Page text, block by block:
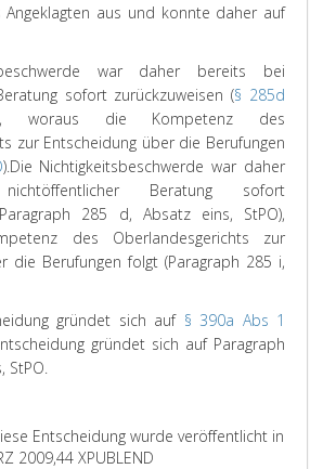
aus und konnte daher auf
war daher bereits bei
sofort zurückzuweisen (§ 285d
woraus die Kompetenz des
zur Entscheidung über die Berufungen
).Die Nichtigkeitsbeschwerde war daher
Beratung sofort
285 d, Absatz eins, StPO),
des Oberlandesgerichts zur
die Berufungen folgt (Paragraph 285 i,
gründet sich auf § 390a Abs 1
gründet sich auf Paragraph
StPO.
Entscheidung wurde veröffentlicht in
2009,44 XPUBLEND